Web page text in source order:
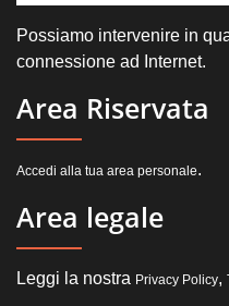
Possiamo intervenire in
connessione ad Internet.
Area Riservata
Accedi alla tua area personale.
Area legale
Leggi la nostra Privacy Policy,